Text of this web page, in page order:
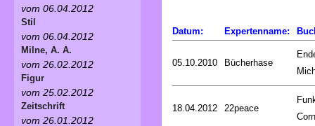
Datum: Expertenname:
05.10.2010 Bücherhase
18.04.2012 22peace
vom 06.04.2012
Stil
vom 06.04.2012
Milne, A. A.
vom 26.02.2012
Figur
vom 25.02.2012
Zeitschrift
vom 26.01.2012